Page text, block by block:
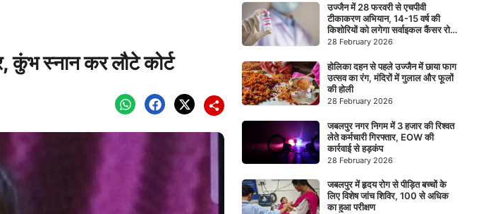
कुंभ स्नान कर लौटे कोर्ट
उज्जैन में 28 फरवरी से एचपीवी
टीकाकरण अभियान, 14-15 वर्ष की
किशोरियों को लगेगा सर्वाइकल कैंसर रोधी
टीका
28 February 2026
होलिका दहन से पहले उज्जैन में छाया फाग
उत्सव का रंग, मंदिरों में गुलाल और फूलों
की होली
28 February 2026
जबलपुर नगर निगम में 3 हजार की रिश्वत
लेते कर्मचारी गिरफ्तार, EOW की
कार्रवाई से हड़कंप
28 February 2026
जबलपुर में हृदय रोग से पीड़ित बच्चों के
लिए विशेष जांच शिविर, 100 से अधिक
का हुआ परीक्षण